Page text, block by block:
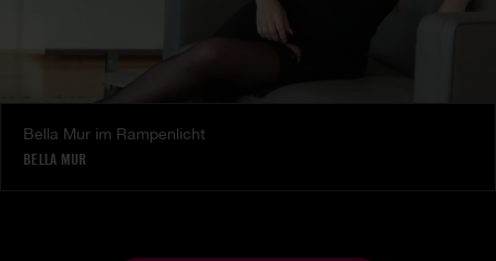
Bella Mur im Rampenlicht
BELLA MUR